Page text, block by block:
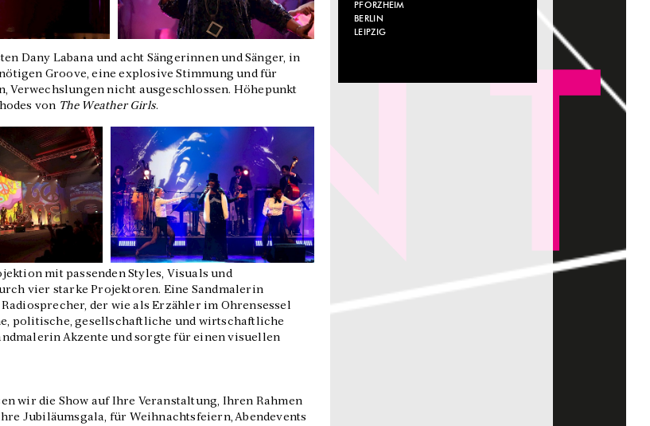
Dany Labana und acht Sängerinnen und Sänger, in
Groove, eine explosive Stimmung und für
Verwechslungen nicht ausgeschlossen. Höhepunkt
von The Weather Girls.
mit passenden Styles, Visuals und
vier starke Projektoren. Eine Sandmalerin
der wie als Erzähler im Ohrensessel
politische, gesellschaftliche und wirtschaftliche
Akzente und sorgte für einen visuellen
wir die Show auf Ihre Veranstaltung, Ihren Rahmen
Jubiläumsgala, für Weihnachtsfeiern, Abendevents
PFORZHEIM
BERLIN
LEIPZIG